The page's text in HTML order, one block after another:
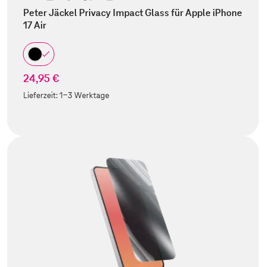
Peter Jäckel Privacy Impact Glass für Apple iPhone
17 Air
24,95 €
Lieferzeit:1-3 Werktage